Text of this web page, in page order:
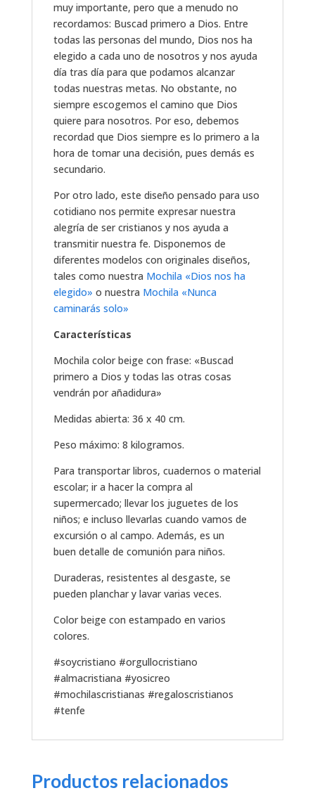
muy importante, pero que a menudo no
recordamos: Buscad primero a Dios. Entre
todas las personas del mundo, Dios nos ha
elegido a cada uno de nosotros y nos ayuda
día tras día para que podamos alcanzar
todas nuestras metas. No obstante, no
siempre escogemos el camino que Dios
quiere para nosotros. Por eso, debemos
recordad que Dios siempre es lo primero a la
hora de tomar una decisión, pues demás es
secundario.
Por otro lado, este diseño pensado para uso
cotidiano nos permite expresar nuestra
alegría de ser cristianos y nos ayuda a
transmitir nuestra fe. Disponemos de
diferentes modelos con originales diseños,
tales como nuestra Mochila «Dios nos ha
elegido» o nuestra Mochila «Nunca
caminarás solo»
Características
Mochila color beige con frase: «Buscad
primero a Dios y todas las otras cosas
vendrán por añadidura»
Medidas abierta: 36 x 40 cm.
Peso máximo: 8 kilogramos.
Para transportar libros, cuadernos o material
escolar; ir a hacer la compra al
supermercado; llevar los juguetes de los
niños; e incluso llevarlas cuando vamos de
excursión o al campo. Además, es un
buen detalle de comunión para niños.
Duraderas, resistentes al desgaste, se
pueden planchar y lavar varias veces.
Color beige con estampado en varios
colores.
#soycristiano #orgullocristiano
#almacristiana #yosicreo
#mochilascristianas #regaloscristianos
#tenfe
Productos relacionados